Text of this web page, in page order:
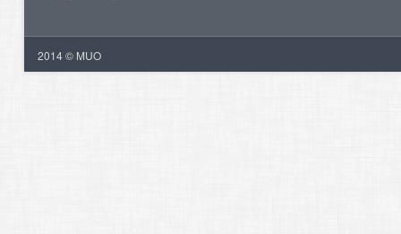
2014 © MUO